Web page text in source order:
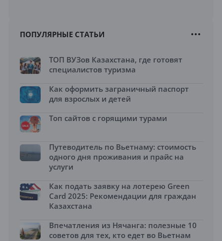
ПОПУЛЯРНЫЕ СТАТЬИ
ТОП ВУЗов Казахстана, где готовят
специалистов туризма
Как оформить заграничный паспорт
для взрослых и детей
Топ сайтов с горящими турами
Путеводитель по Вьетнаму: стоимость
одного дня проживания и прайс на
услуги
Как подать заявку на лотерею Green
Card 2025: Рекомендации для граждан
Казахстана
Впечатления из Нячанга: полезные 10
советов для тех, кто едет во Вьетнам